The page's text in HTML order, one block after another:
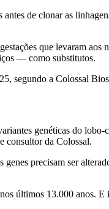
de clonar as
que levaram aos
— como substitutos.
segundo a Colossal
genéticas do lobo-
consultor da Colossal.
precisam ser
últimos 13.000 anos.